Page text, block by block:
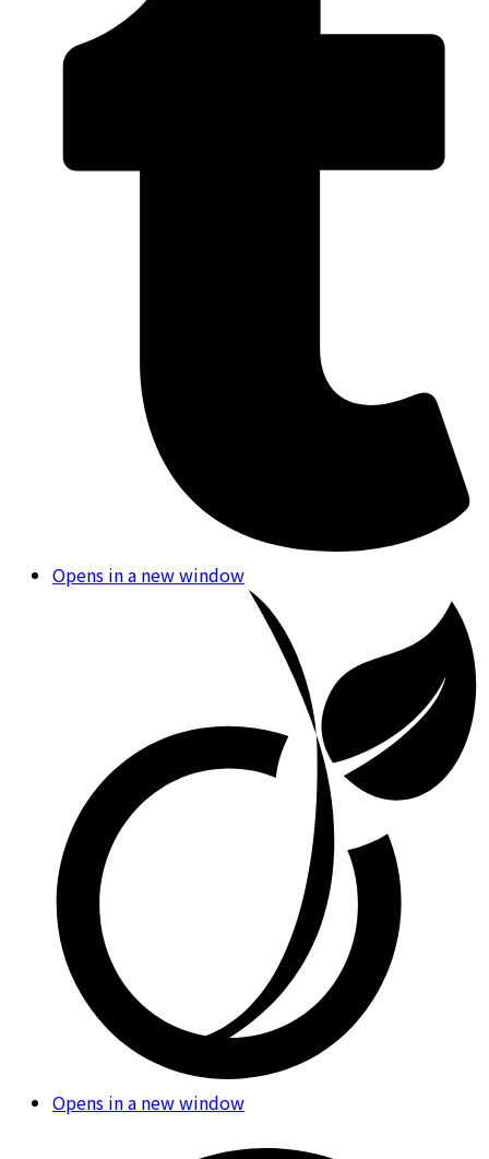
Opens in a new window
Opens in a new window